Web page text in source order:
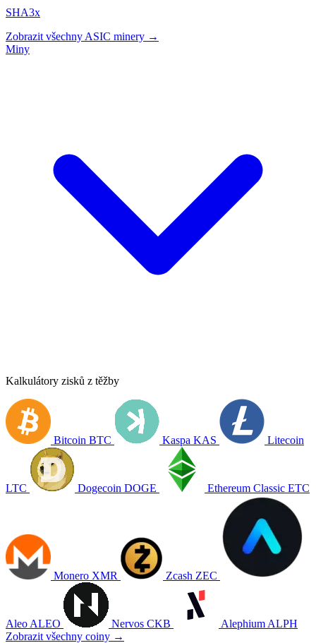
SHA3x
Zobrazit všechny ASIC minery →
Miny
Kalkulátory zisků z těžby
Bitcoin BTC Kaspa KAS Litecoin
LTC Dogecoin DOGE Ethereum Classic ETC
Monero XMR Zcash ZEC
Aleo ALEO Nervos CKB Alephium ALPH
Zobrazit všechny coiny →